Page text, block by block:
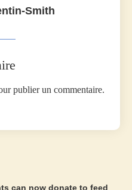
Smith
publier un commentaire.
can now donate to feed